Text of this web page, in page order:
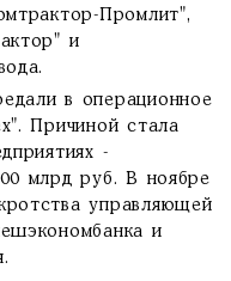
Промлит",
и
в операционное
Причиной стала
-
млрд руб. В ноябре
управляющей
и